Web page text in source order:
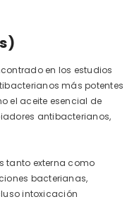
en los estudios
más potentes
el aceite esencial de
antibacterianos,
tanto externa como
bacterianas,
intoxicación